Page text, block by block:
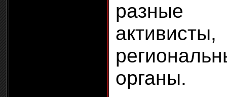
разные
органы.